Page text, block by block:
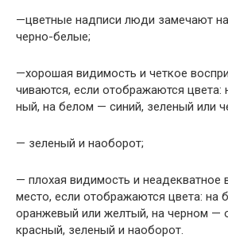
—цветные надписи люди замечают
черно-белые;
—хорошая видимость и четкое
чиваются, если отображаются
ный, на белом — синий, зеленый или
— зеленый и наоборот;
— плохая видимость и неадекватное
место, если отображаются цвета: на
оранжевый или желтый, на черном —
красный, зеленый и наоборот.